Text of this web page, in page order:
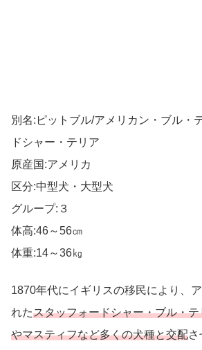
別名:ピットブル/アメリカン・ブル・
ドシャー・テリア
原産国:アメリカ
区分:中型犬・大型犬
グループ:３
体高:46～56㎝
体重:14～36㎏
1870年代にイギリスの移民により、
れたスタッフォードシャー・ブル・テ
やマスティフなど多くの犬種と交配